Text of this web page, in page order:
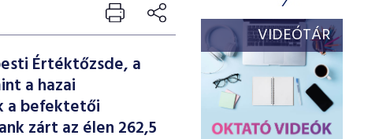
Értéktőzsde, a
a hazai
a befektetői
zárt az élen 262,5
VIDEÓTÁR